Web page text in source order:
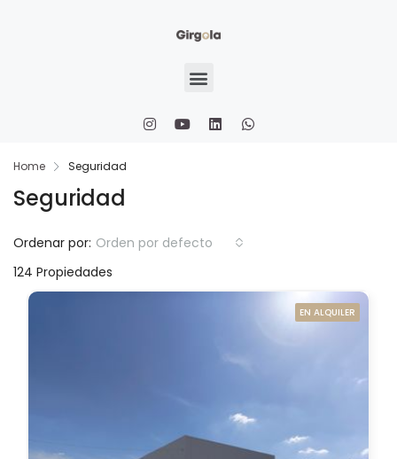
Home Seguridad
Seguridad
124 Propiedades
Ordenar por: Orden por defecto
EN ALQUILER